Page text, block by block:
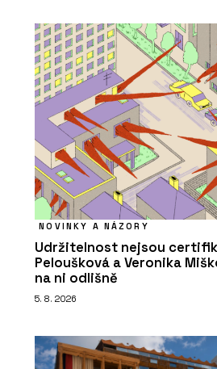
NOVINKY A NÁZORY
Udržitelnost nejsou
Peloušková a Veronika
na ni odlišně
5. 8. 2026